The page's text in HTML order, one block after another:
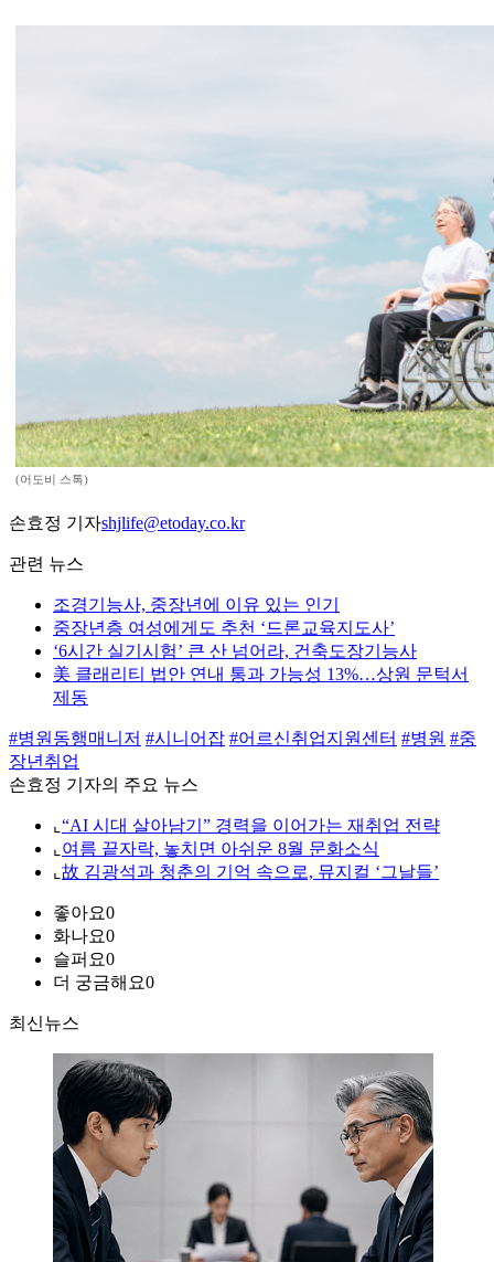
(어도비 스톡)
손효정 기자shjlife@etoday.co.kr
관련 뉴스
조경기능사, 중장년에 이유 있는 인기
중장년층 여성에게도 추천 ‘드론교육지도사’
‘6시간 실기시험’ 큰 산 넘어라, 건축도장기능사
美 클래리티 법안 연내 통과 가능성 13%…상원 문턱서
제동
#병원동행매니저 #시니어잡 #어르신취업지원센터 #병원 #중
장년취업
손효정 기자의 주요 뉴스
⌞ “AI 시대 살아남기” 경력을 이어가는 재취업 전략
⌞ 여름 끝자락, 놓치면 아쉬운 8월 문화소식
⌞ 故 김광석과 청춘의 기억 속으로, 뮤지컬 ‘그날들’
좋아요0
화나요0
슬퍼요0
더 궁금해요0
최신뉴스